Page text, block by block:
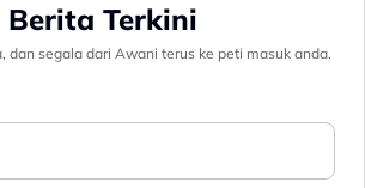
Terkini
dan segala dari Awani terus ke peti masuk anda.